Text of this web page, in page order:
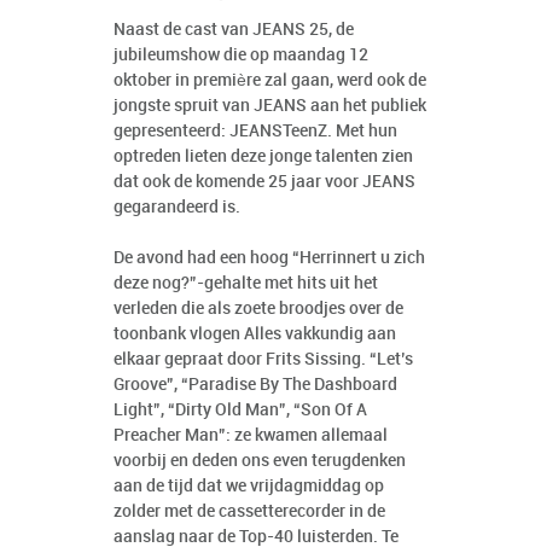
Naast de cast van JEANS 25, de
jubileumshow die op maandag 12
oktober in première zal gaan, werd ook de
jongste spruit van JEANS aan het publiek
gepresenteerd: JEANSTeenZ. Met hun
optreden lieten deze jonge talenten zien
dat ook de komende 25 jaar voor JEANS
gegarandeerd is.
De avond had een hoog “Herrinnert u zich
deze nog?”-gehalte met hits uit het
verleden die als zoete broodjes over de
toonbank vlogen Alles vakkundig aan
elkaar gepraat door Frits Sissing. “Let’s
Groove”, “Paradise By The Dashboard
Light”, “Dirty Old Man”, “Son Of A
Preacher Man”: ze kwamen allemaal
voorbij en deden ons even terugdenken
aan de tijd dat we vrijdagmiddag op
zolder met de cassetterecorder in de
aanslag naar de Top-40 luisterden. Te